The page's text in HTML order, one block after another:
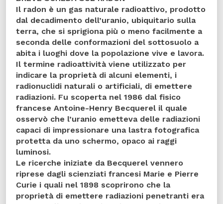
Il radon è un gas naturale radioattivo, prodotto
dal decadimento dell’uranio, ubiquitario sulla
terra, che si sprigiona più o meno facilmente a
seconda delle conformazioni del sottosuolo a
abita i luoghi dove la popolazione vive e lavora.
Il termine radioattività viene utilizzato per
indicare la proprietà di alcuni elementi, i
radionuclidi naturali o artificiali, di emettere
radiazioni. Fu scoperta nel 1986 dal fisico
francese Antoine-Henry Becquerel il quale
osservò che l’uranio emetteva delle radiazioni
capaci di impressionare una lastra fotografica
protetta da uno schermo, opaco ai raggi
luminosi.
Le ricerche iniziate da Becquerel vennero
riprese dagli scienziati francesi Marie e Pierre
Curie i quali nel 1898 scoprirono che la
proprietà di emettere radiazioni penetranti era